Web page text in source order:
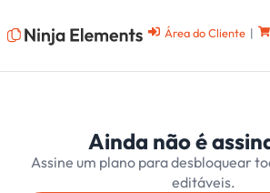
Área do Cliente |
Ainda não é
Assine um plano para desbloquear
editáveis.